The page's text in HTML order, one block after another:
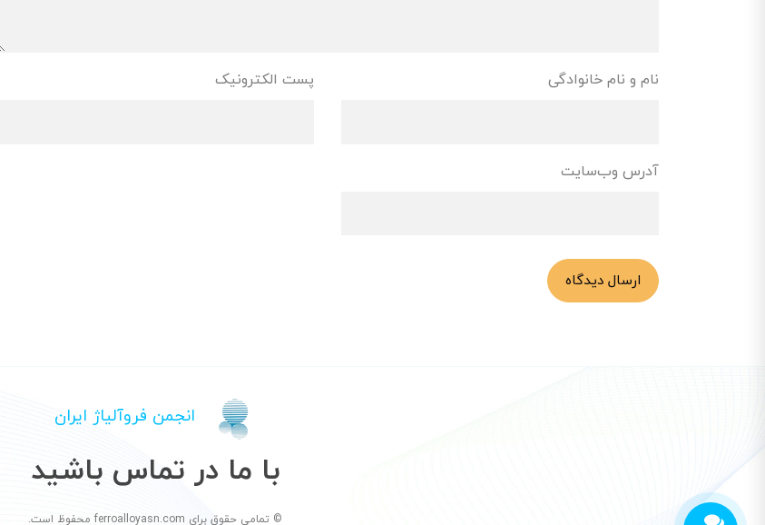
نام و نام خانوادگی پست الکترونیک
آدرس وب‌سایت
ارسال دیدگاه
انجمن فروآلیاژ ایران
با ما در تماس باشید
© تمامی حقوق برای ferroalloyasn.com محفوظ است.